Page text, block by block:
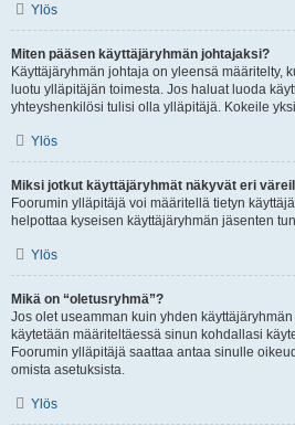
Ylös
Miten pääsen käyttäjäryhmän johtajaksi?
Käyttäjäryhmän johtaja on yleensä määritelty,
luotu ylläpitäjän toimesta. Jos haluat luoda
yhteyshenkilösi tulisi olla ylläpitäjä. Kokeile
Ylös
Miksi jotkut käyttäjäryhmät näkyvät eri
Foorumin ylläpitäjä voi määritellä tietyn
helpottaa kyseisen käyttäjäryhmän jäsenten
Ylös
Mikä on “oletusryhmä”?
Jos olet useamman kuin yhden
käytetään määriteltäessä sinun kohdallasi
Foorumin ylläpitäjä saattaa antaa sinulle
omista asetuksista.
Ylös